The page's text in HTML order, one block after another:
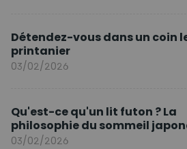
Détendez-vous dans un coin
printanier
03/02/2026
Qu'est-ce qu'un lit futon ? La
philosophie du sommeil
03/02/2026